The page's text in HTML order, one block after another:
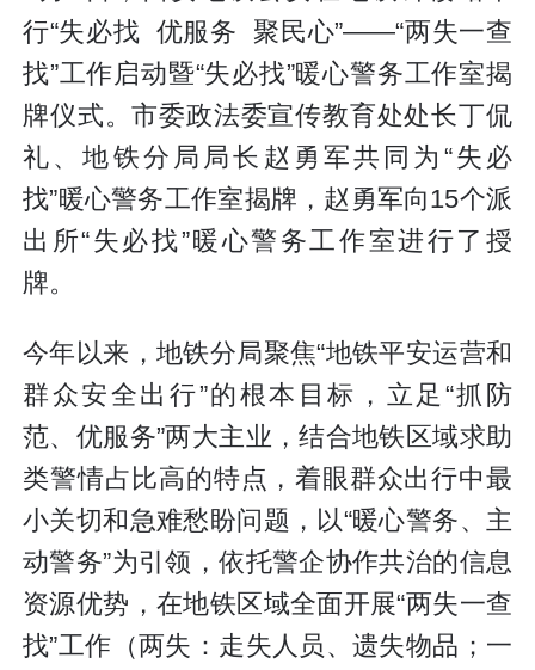
行“失必找 优服务 聚民心”——“两失一查
找”工作启动暨“失必找”暖心警务工作室揭
牌仪式。市委政法委宣传教育处处长丁侃
礼、地铁分局局长赵勇军共同为“失必
找”暖心警务工作室揭牌，赵勇军向15个派
出所“失必找”暖心警务工作室进行了授
牌。
今年以来，地铁分局聚焦“地铁平安运营和
群众安全出行”的根本目标，立足“抓防
范、优服务”两大主业，结合地铁区域求助
类警情占比高的特点，着眼群众出行中最
小关切和急难愁盼问题，以“暖心警务、主
动警务”为引领，依托警企协作共治的信息
资源优势，在地铁区域全面开展“两失一查
找”工作（两失：走失人员、遗失物品；一